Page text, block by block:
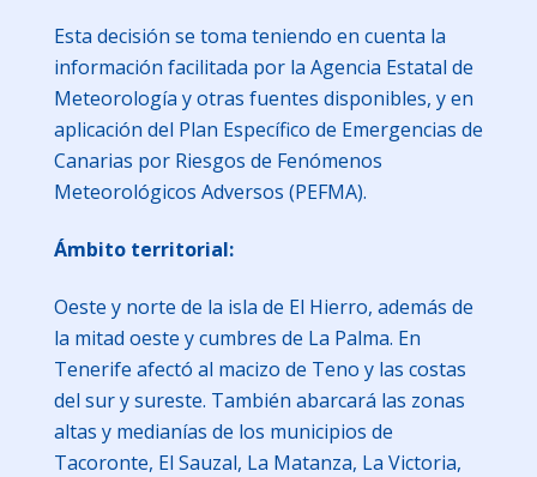
Esta decisión se toma teniendo en cuenta la
información facilitada por la Agencia Estatal de
Meteorología y otras fuentes disponibles, y en
aplicación del Plan Específico de Emergencias de
Canarias por Riesgos de Fenómenos
Meteorológicos Adversos (PEFMA).
Ámbito territorial:
Oeste y norte de la isla de El Hierro, además de
la mitad oeste y cumbres de La Palma. En
Tenerife afectó al macizo de Teno y las costas
del sur y sureste. También abarcará las zonas
altas y medianías de los municipios de
Tacoronte, El Sauzal, La Matanza, La Victoria,